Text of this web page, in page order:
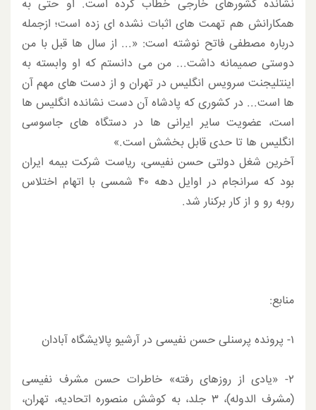
نشانده کشورهای خارجی خطاب کرده است. او حتی به
همکارانش هم تهمت های اثبات نشده ای زده است؛ ازجمله
درباره مصطفی فاتح نوشته است: «... از سال ها قبل با من
دوستی صمیمانه داشت... من می دانستم که او وابسته به
اینتلیجنت سرویس انگلیس در تهران و از دست های مهم آن
ها است... در کشوری که پادشاه آن دست نشانده انگلیس ها
است، عضویت سایر ایرانی ها در دستگاه های جاسوسی
انگلیس ها تا حدی قابل بخشش است.»
آخرین شغل دولتی حسن نفیسی، ریاست شرکت بیمه ایران
بود که سرانجام در اوایل دهه ۴۰ شمسی با اتهام اختلاس
روبه­ رو و از کار برکنار شد.
منابع:
۱- پرونده پرسنلی حسن نفیسی در آرشیو پالایشگاه آبادان
۲- «یادی از روزهای رفته» خاطرات حسن مشرف نفیسی
(مشرف الدوله)، ۳ جلد، به کوشش منصوره اتحادیه، تهران،